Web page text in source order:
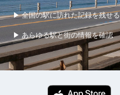
▶ 全国の駅に訪れた記録を残せる
▶ あらゆる駅と街の情報を確認